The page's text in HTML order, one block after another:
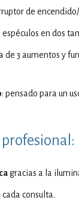
de
espéculos en dos
de 3 aumentos y
: pensado para un
gracias a la
cada consulta.